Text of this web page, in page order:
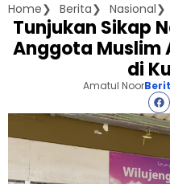
Home Berita Nasional
Tunjukan Sikap
Anggota Muslim
di
Amatul Noor